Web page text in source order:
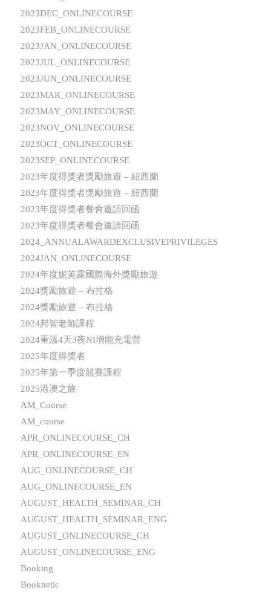
2023DEC_ONLINECOURSE
2023FEB_ONLINECOURSE
2023JAN_ONLINECOURSE
2023JUL_ONLINECOURSE
2023JUN_ONLINECOURSE
2023MAR_ONLINECOURSE
2023MAY_ONLINECOURSE
2023NOV_ONLINECOURSE
2023OCT_ONLINECOURSE
2023SEP_ONLINECOURSE
2023年度得獎者獎勵旅遊 – 紐西蘭
2023年度得獎者獎勵旅遊 – 紐西蘭
2023年度得獎者餐會邀請回函
2023年度得獎者餐會邀請回函
2024_ANNUALAWARDEXCLUSIVEPRIVILEGES
2024JAN_ONLINECOURSE
2024年度妮芙露國際海外獎勵旅遊
2024獎勵旅遊 – 布拉格
2024獎勵旅遊 – 布拉格
2024邦智老師課程
2024重溫4天3夜NI增能充電營
2025年度得獎者
2025年第一季度競賽課程
2025港澳之旅
AM_Course
AM_course
APR_ONLINECOURSE_CH
APR_ONLINECOURSE_EN
AUG_ONLINECOURSE_CH
AUG_ONLINECOURSE_EN
AUGUST_HEALTH_SEMINAR_CH
AUGUST_HEALTH_SEMINAR_ENG
AUGUST_ONLINECOURSE_CH
AUGUST_ONLINECOURSE_ENG
Booking
Booknetic